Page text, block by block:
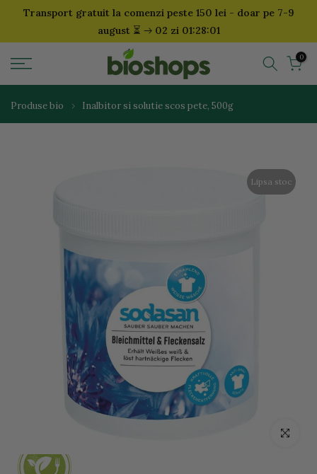
SariTransport gratuit la comenzi peste 150 lei - doar pe 7-9
august ⏳ 02 zi 01:28:00
0
Produse bio Inalbitor si solutie scos pete, 500g
Lipsa stoc
Click